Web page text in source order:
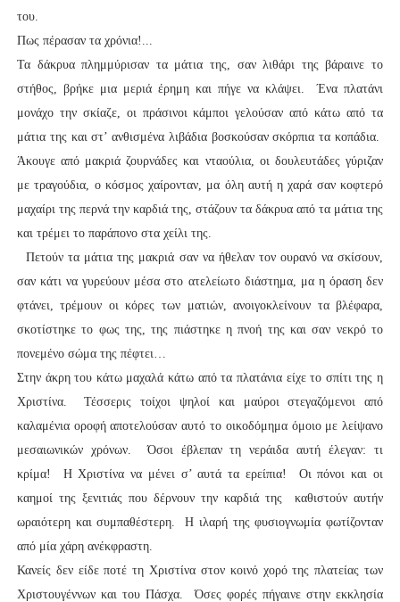
του.
Πως πέρασαν τα χρόνια!...
Τα δάκρυα πλημμύρισαν τα μάτια της, σαν λιθάρι της βάραινε το
στήθος, βρήκε μια μεριά έρημη και πήγε να κλάψει. Ένα πλατάνι
μονάχο την σκίαζε, οι πράσινοι κάμποι γελούσαν από κάτω από τα
μάτια της και στ’ ανθισμένα λιβάδια βοσκούσαν σκόρπια τα κοπάδια.
Άκουγε από μακριά ζουρνάδες και νταούλια, οι δουλευτάδες γύριζαν
με τραγούδια, ο κόσμος χαίρονταν, μα όλη αυτή η χαρά σαν κοφτερό
μαχαίρι της περνά την καρδιά της, στάζουν τα δάκρυα από τα μάτια της
και τρέμει το παράπονο στα χείλι της.
Πετούν τα μάτια της μακριά σαν να ήθελαν τον ουρανό να σκίσουν,
σαν κάτι να γυρεύουν μέσα στο ατελείωτο διάστημα, μα η όραση δεν
φτάνει, τρέμουν οι κόρες των ματιών, ανοιγοκλείνουν τα βλέφαρα,
σκοτίστηκε το φως της, της πιάστηκε η πνοή της και σαν νεκρό το
πονεμένο σώμα της πέφτει…
Στην άκρη του κάτω μαχαλά κάτω από τα πλατάνια είχε το σπίτι της η
Χριστίνα. Τέσσερις τοίχοι ψηλοί και μαύροι στεγαζόμενοι από
καλαμένια οροφή αποτελούσαν αυτό το οικοδόμημα όμοιο με λείψανο
μεσαιωνικών χρόνων. Όσοι έβλεπαν τη νεράιδα αυτή έλεγαν: τι
κρίμα! Η Χριστίνα να μένει σ’ αυτά τα ερείπια! Οι πόνοι και οι
καημοί της ξενιτιάς που δέρνουν την καρδιά της καθιστούν αυτήν
ωραιότερη και συμπαθέστερη. Η ιλαρή της φυσιογνωμία φωτίζονταν
από μία χάρη ανέκφραστη.
Κανείς δεν είδε ποτέ τη Χριστίνα στον κοινό χορό της πλατείας των
Χριστουγέννων και του Πάσχα. Όσες φορές πήγαινε στην εκκλησία